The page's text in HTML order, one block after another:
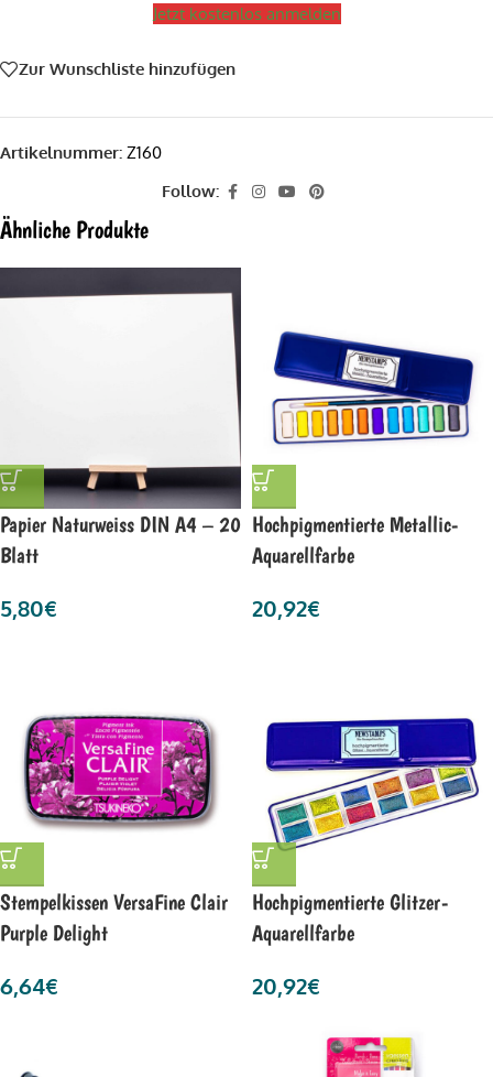
Jetzt kostenlos anmelden
Zur Wunschliste hinzufügen
Artikelnummer: Z160
Follow:
Ähnliche Produkte
Papier Naturweiss DIN A4 – 20
Blatt
5,80€
Hochpigmentierte Metallic-
Aquarellfarbe
20,92€
Stempelkissen VersaFine Clair
Purple Delight
6,64€
Hochpigmentierte Glitzer-
Aquarellfarbe
20,92€